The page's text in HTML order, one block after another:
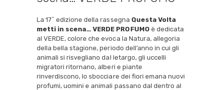
La 17^ edizione della rassegna Questa Volta
metti in scena… VERDE PROFUMO è dedicata
al VERDE, colore che evoca la Natura, allegoria
della bella stagione, periodo dell’anno in cui gli
animali si risvegliano dal letargo, gli uccelli
migratori ritornano, alberi e piante
rinverdiscono, lo sbocciare dei fiori emana nuovi
profumi, uomini e animali passano dal dentro al